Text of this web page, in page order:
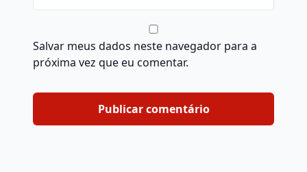
Salvar meus dados neste navegador para a
próxima vez que eu comentar.